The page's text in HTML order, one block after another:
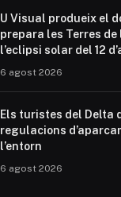
U Visual produeix el
prepara les Terres de
l’eclipsi solar del 12
6 agost 2026
Els turistes del Delta
regulacions
l’entorn
6 agost 2026